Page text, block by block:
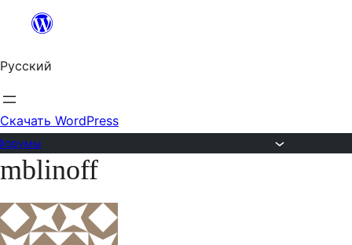
Перейти
содержимому
Русский
Скачать WordPress
Перейти
содержимому
mblinoff